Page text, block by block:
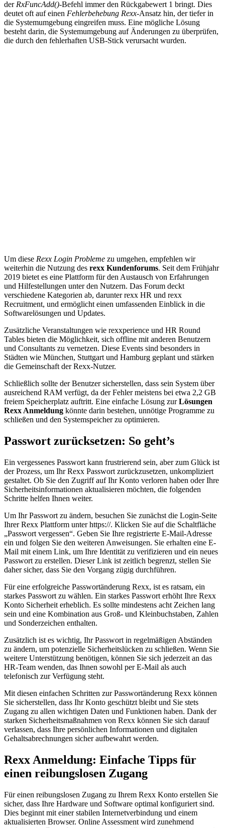
der RxFuncAdd()-Befehl immer den Rückgabewert 1 bringt. Dies
deutet oft auf einen Fehlerbehebung Rexx-Ansatz hin, der tiefer in
die Systemumgebung eingreifen muss. Eine mögliche Lösung
besteht darin, die Systemumgebung auf Änderungen zu überprüfen,
die durch den fehlerhaften USB-Stick verursacht wurden.
Um diese Rexx Login Probleme zu umgehen, empfehlen wir
weiterhin die Nutzung des rexx Kundenforums. Seit dem Frühjahr
2019 bietet es eine Plattform für den Austausch von Erfahrungen
und Hilfestellungen unter den Nutzern. Das Forum deckt
verschiedene Kategorien ab, darunter rexx HR und rexx
Recruitment, und ermöglicht einen umfassenden Einblick in die
Softwarelösungen und Updates.
Zusätzliche Veranstaltungen wie rexxperience und HR Round
Tables bieten die Möglichkeit, sich offline mit anderen Benutzern
und Consultants zu vernetzen. Diese Events sind besonders in
Städten wie München, Stuttgart und Hamburg geplant und stärken
die Gemeinschaft der Rexx-Nutzer.
Schließlich sollte der Benutzer sicherstellen, dass sein System über
ausreichend RAM verfügt, da der Fehler meistens bei etwa 2,2 GB
freiem Speicherplatz auftritt. Eine einfache Lösung zurLösungen
Rexx Anmeldung könnte darin bestehen, unnötige Programme zu
schließen und den Systemspeicher zu optimieren.
Passwort zurücksetzen: So geht’s
Ein vergessenes Passwort kann frustrierend sein, aber zum Glück ist
der Prozess, um Ihr Rexx Passwort zurückzusetzen, unkompliziert
gestaltet. Ob Sie den Zugriff auf Ihr Konto verloren haben oder Ihre
Sicherheitsinformationen aktualisieren möchten, die folgenden
Schritte helfen Ihnen weiter.
Um Ihr Passwort zu ändern, besuchen Sie zunächst die Login-Seite
Ihrer Rexx Plattform unter https://. Klicken Sie auf die Schaltfläche
„Passwort vergessen“. Geben Sie Ihre registrierte E-Mail-Adresse
ein und folgen Sie den weiteren Anweisungen. Sie erhalten eine E-
Mail mit einem Link, um Ihre Identität zu verifizieren und ein neues
Passwort zu erstellen. Dieser Link ist zeitlich begrenzt, stellen Sie
daher sicher, dass Sie den Vorgang zügig durchführen.
Für eine erfolgreiche Passwortänderung Rexx, ist es ratsam, ein
starkes Passwort zu wählen. Ein starkes Passwort erhöht Ihre Rexx
Konto Sicherheit erheblich. Es sollte mindestens acht Zeichen lang
sein und eine Kombination aus Groß- und Kleinbuchstaben, Zahlen
und Sonderzeichen enthalten.
Zusätzlich ist es wichtig, Ihr Passwort in regelmäßigen Abständen
zu ändern, um potenzielle Sicherheitslücken zu schließen. Wenn Sie
weitere Unterstützung benötigen, können Sie sich jederzeit an das
HR-Team wenden, das Ihnen sowohl per E-Mail als auch
telefonisch zur Verfügung steht.
Mit diesen einfachen Schritten zur Passwortänderung Rexx können
Sie sicherstellen, dass Ihr Konto geschützt bleibt und Sie stets
Zugang zu allen wichtigen Daten und Funktionen haben. Dank der
starken Sicherheitsmaßnahmen von Rexx können Sie sich darauf
verlassen, dass Ihre persönlichen Informationen und digitalen
Gehaltsabrechnungen sicher aufbewahrt werden.
Rexx Anmeldung: Einfache Tipps für
einen reibungslosen Zugang
Für einen reibungslosen Zugang zu Ihrem Rexx Konto erstellen Sie
sicher, dass Ihre Hardware und Software optimal konfiguriert sind.
Dies beginnt mit einer stabilen Internetverbindung und einem
aktualisierten Browser. Online Assessment wird zunehmend